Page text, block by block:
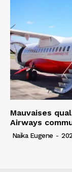
Mauvaises
Airways
Naïka Eugene -